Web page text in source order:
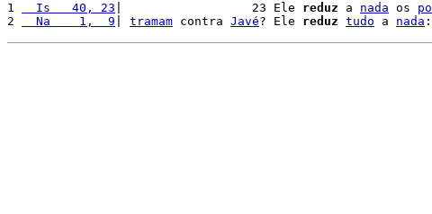
1
  Is   40, 23
|                  23 Ele reduz a nada os
2
  Na    1,  9
tramam contra Javé? Ele reduz tudo a nada